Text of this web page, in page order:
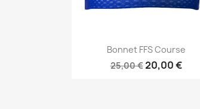
Vista rápida
Bonnet FFS Course
25,00 €20,00 €